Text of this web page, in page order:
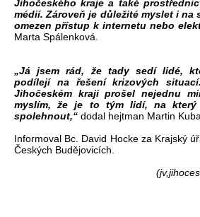
Jihočeského kraje a také
médií. Zároveň je důležité myslet i na
omezen přístup k internetu nebo
Marta Spálenková.
„Já jsem rád, že tady sedí lidé,
podílejí na řešení krizových
Jihočeském kraji prošel nejednu
myslím, že je to tým lidí, na který
spolehnout,“ dodal hejtman Martin
Informoval Bc. David Hocke za Krajský
Českých Budějovicích.